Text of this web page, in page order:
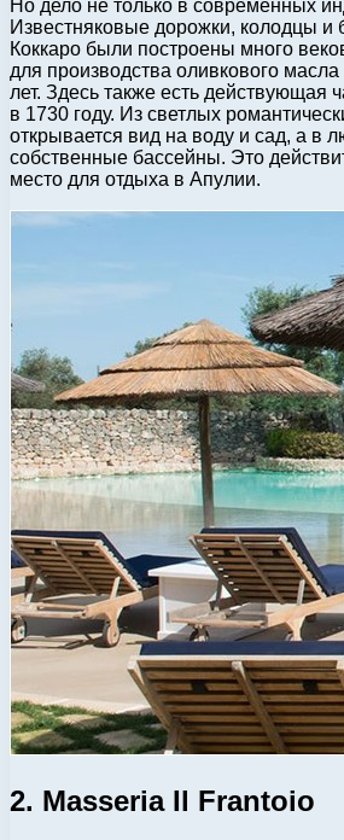
Но дело не только в современных
Известняковые дорожки, колодцы и
Коккаро были построены много
для производства оливкового
лет. Здесь также есть действующая
в 1730 году. Из светлых
открывается вид на воду и сад, а в
собственные бассейны. Это
место для отдыха в Апулии.
2. Masseria Il Frantoio